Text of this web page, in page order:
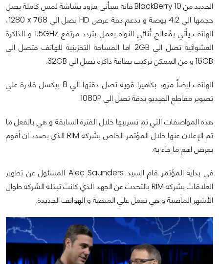
الجديد من BlackBerry 10فانه سيأتي مزود بشاشة لمس كاملة يصل
حجمها الي4.2 بوصة و تدعم دقة عرض HDتصل الي 1280 x 768،
الهاتف يأتي بمُعالج ثُنائي النواه يعمل بتردد مرتفع 1.5GHzو الذاكرة
العشوائية تصل الي 2GB اما المساحة التخزينية للهاتف فتصل الي
16GB و من الممكن تركيب بطاقة ذاكرة تصل الي 32GB
.
الهاتف ايضاً مزود بكاميرا قوية تصل دقتها الي 8 بيكسل قادرة علي
تصوير مقاطع الفيديو بدقة تصل الي 1080P
.
هذه المواصفات التي تم تسريبها خلال الفترة السابقة و هي بالفعل ما
تم الإعلان عنها خلال المؤتمر الخاص بشركة RIMالذي بصدد ان أقوم
بعرض اهم ما جاء به.
في بداية المؤتمر قام السيد Alec Saunders المسئول عن تطوير
العلاقات بشركة RIM بالتحدث عن الجهد الذي كانت تبذله الشركة طوال
الأشهر الماضية و هي تعمل علي المنصة و الهواتف الجديدة.